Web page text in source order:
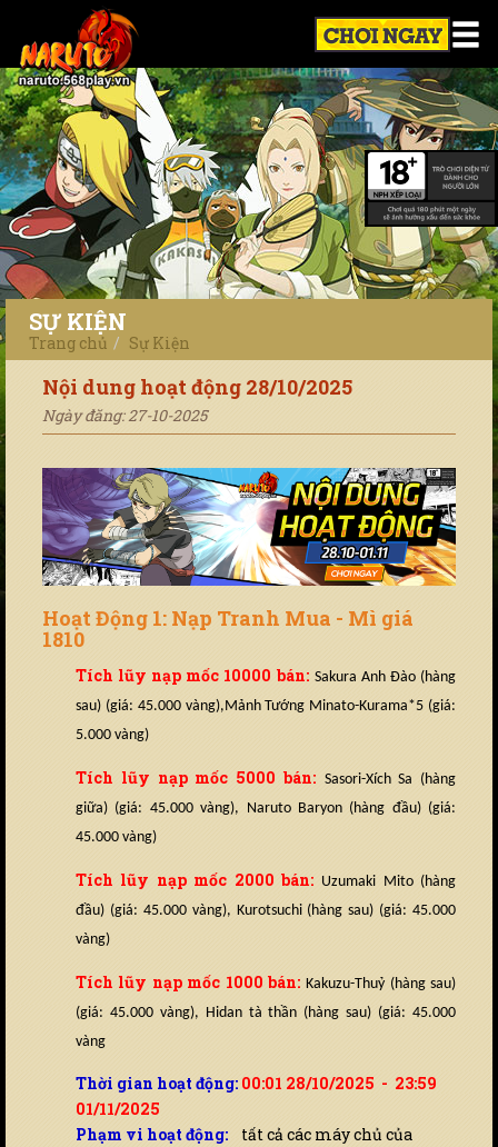
SỰ KIỆN
Trang chủ Sự Kiện
Nội dung hoạt động 28/10/2025
Ngày đăng: 27-10-2025
Hoạt Động 1: Nạp Tranh Mua - Mì giá
1810
Tích lũy nạp mốc 10000 bán: Sakura Anh Đào (hàng
sau) (giá: 45.000 vàng),Mảnh Tướng Minato-Kurama*5 (giá:
5.000 vàng)
Tích lũy nạp mốc 5000 bán: Sasori-Xích Sa (hàng
giữa) (giá: 45.000 vàng), Naruto Baryon (hàng đầu) (giá:
45.000 vàng)
Tích lũy nạp mốc 2000 bán: Uzumaki Mito (hàng
đầu) (giá: 45.000 vàng), Kurotsuchi (hàng sau) (giá: 45.000
vàng)
Tích lũy nạp mốc 1000 bán: Kakuzu-Thuỷ (hàng sau)
(giá: 45.000 vàng), Hidan tà thần (hàng sau) (giá: 45.000
vàng
Thời gian hoạt động: 00:01 28/10/2025 - 23:59
01/11/2025
Phạm vi hoạt động: tất cả các máy chủ của